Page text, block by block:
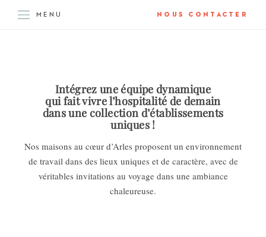
MENU NOUS CONTACTER
Intégrez une équipe dynamique
qui fait vivre l’hospitalité de demain
dans une collection d’établissements
uniques !
Nos maisons au cœur d’Arles proposent un environnement
de travail dans des lieux uniques et de caractère, avec de
véritables invitations au voyage dans une ambiance
chaleureuse.